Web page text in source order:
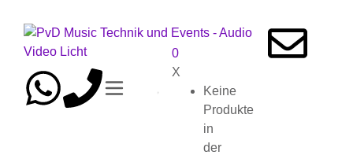
0
X
Keine
Produkte
in
der